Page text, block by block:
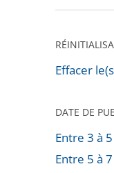
pour
après
Effacer
DATE DE
Entre 3 à
Entre 5 à